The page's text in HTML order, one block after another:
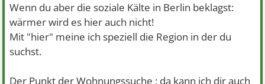
Wenn du aber die soziale Kälte in Berlin beklagst:
wärmer wird es hier auch nicht!
Mit "hier" meine ich speziell die Region in der du
suchst.
Der Punkt der Wohnungssuche : da kann ich dir auch